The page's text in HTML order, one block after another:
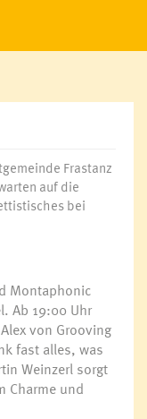
Frastanz
auf die
bei
Montaphonic
Ab 19:00 Uhr
von Grooving
fast alles, was
Weinzerl sorgt
Charme und